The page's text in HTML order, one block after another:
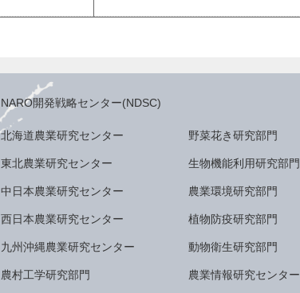
NARO開発戦略センター(NDSC)
北海道農業研究センター
東北農業研究センター
中日本農業研究センター
西日本農業研究センター
九州沖縄農業研究センター
農村工学研究部門
野菜花き研究部門
生物機能利用研究部門
農業環境研究部門
植物防疫研究部門
動物衛生研究部門
農業情報研究センター